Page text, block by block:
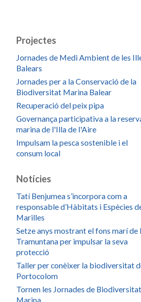
Projectes
Jornades de Medi Ambient de les
Balears
Jornades per a la Conservació de la
Biodiversitat Marina Balear
Recuperació del peix pipa
Governança participativa a la
marina de l'Illa de l'Aire
Impulsam la pesca sostenible i el
consum local
Notícies
Tatí Benjumea s’incorpora com a
responsable d’Hàbitats i Espècies
Marilles
Setze anys mostrant el fons marí de
Tramuntana per impulsar la seva
protecció
Taller per conèixer la biodiversitat
Portocolom
Tornen les Jornades de Biodiversitat
Marina